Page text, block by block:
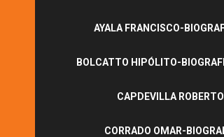
AYALA FRANCISCO-
BOLCATTO HIPÓLITO-
CAPDEVILLA
CORRADO OMAR-